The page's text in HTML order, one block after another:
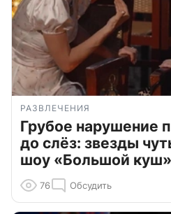
РАЗВЛЕЧЕНИЯ
Грубое нарушение
до слёз: звезды
шоу «Большой куш»
76 Обсудить